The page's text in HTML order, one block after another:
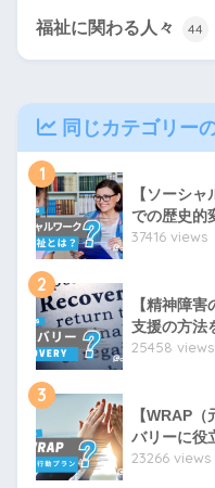
福祉に関わる人々 44
同じカテゴリー
1
【ソーシ
での歴史的
37416 views
2
【精神障
支援の方法
25458 views
3
【WRAP
バリーに役
23266 views